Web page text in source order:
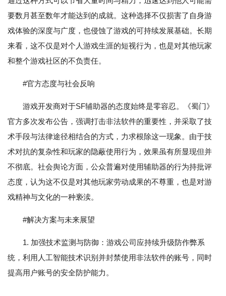
要数月甚至数年才能达到的成就。这种选择不仅损害了自身游
戏体验的深度与广度，也侵蚀了游戏的可持续发展基础。长期
来看，这不仅是对个人游戏生涯的短视行为，也是对其他玩家
和整个游戏社区的不负责任。
#官方态度与社会反响
游戏开发商对于SF辅助器的态度始终是零容忍。《蜀门》
官方多次发布公告，强调打击非法软件的重要性，并采取了技
术手段与法律途径相结合的方式，力求根除这一现象。由于技
术对抗的复杂性和玩家的隐蔽使用行为，效果虽有所显现但并
不彻底。社会舆论方面，公众普遍对使用辅助器的行为持批评
态度，认为这不仅是对其他玩家劳动成果的不尊重，也是对游
戏精神与文化的一种亵渎。
#解决方案与未来展望
1. 加强技术监测与防御：游戏公司应持续升级防作弊系
统，利用人工智能技术识别并封禁使用非法软件的账号，同时
提高用户账号的安全防护能力。